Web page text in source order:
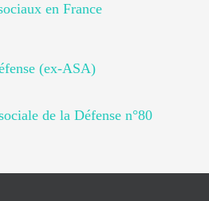
en France
(ex-ASA)
de la Défense n°80